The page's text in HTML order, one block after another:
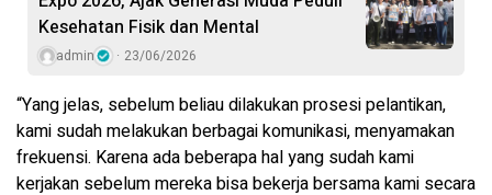
Kesehatan Fisik dan Mental
admin 23/06/2026
“Yang jelas, sebelum beliau dilakukan prosesi pelantikan,
kami sudah melakukan berbagai komunikasi, menyamakan
frekuensi. Karena ada beberapa hal yang sudah kami
kerjakan sebelum mereka bisa bekerja bersama kami secara